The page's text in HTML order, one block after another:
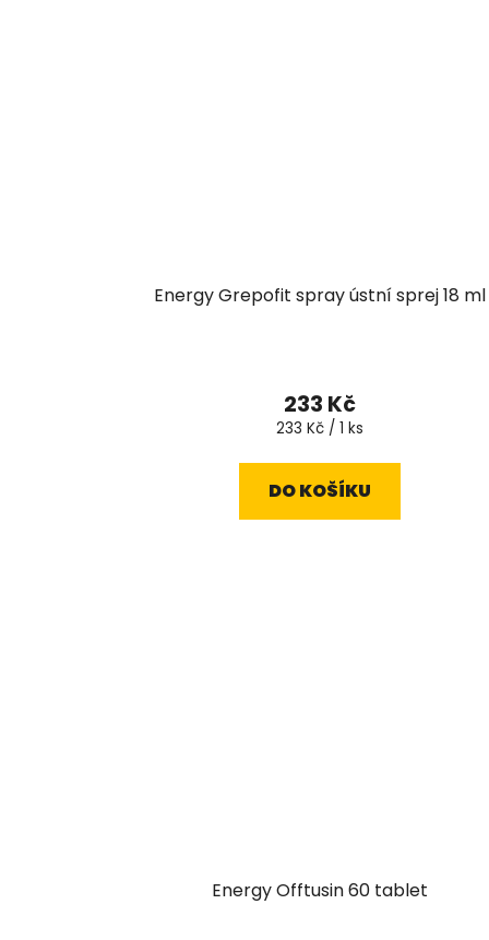
Energy Grepofit spray ústní sprej 18 ml
233 Kč
Měrná
233 Kč / 1 ks
DO KOŠÍKU
Energy Offtusin 60 tablet